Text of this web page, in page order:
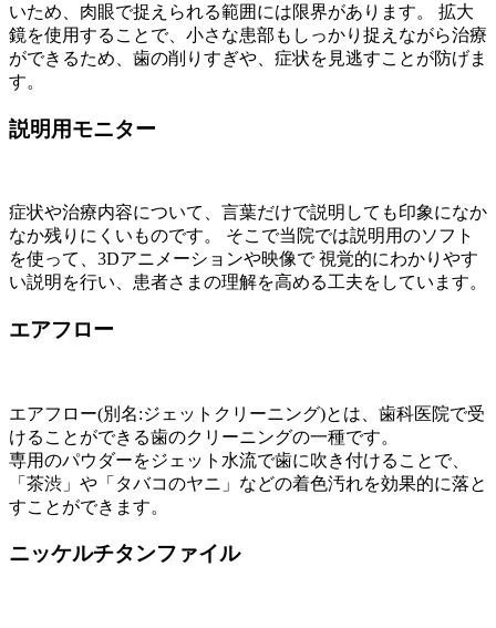
いため、肉眼で捉えられる範囲には限界があります。 拡大
鏡を使用することで、小さな患部もしっかり捉えながら治療
ができるため、歯の削りすぎや、症状を見逃すことが防げま
す。
説明用モニター
症状や治療内容について、言葉だけで説明しても印象になか
なか残りにくいものです。 そこで当院では説明用のソフト
を使って、3Dアニメーションや映像で 視覚的にわかりやす
い説明を行い、患者さまの理解を高める工夫をしています。
エアフロー
エアフロー(別名:ジェットクリーニング)とは、歯科医院で受
けることができる歯のクリーニングの一種です。
専用のパウダーをジェット水流で歯に吹き付けることで、
「茶渋」や「タバコのヤニ」などの着色汚れを効果的に落と
すことができます。
ニッケルチタンファイル